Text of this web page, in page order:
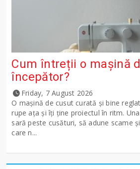
Cum întreții o mașină
începător?
Friday, 7 August 2026
O mașină de cusut curată și bine
rupe ața și îți ține proiectul în ritm.
sară peste cusături, să adune scame
care n...